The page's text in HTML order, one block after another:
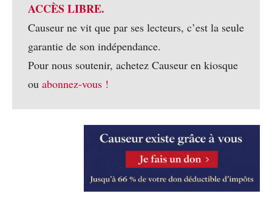
ACCÈS LIBRE.
Causeur ne vit que par ses lecteurs, c’est la seule
garantie de son indépendance.
Pour nous soutenir, achetez Causeur en kiosque
ou abonnez-vous !